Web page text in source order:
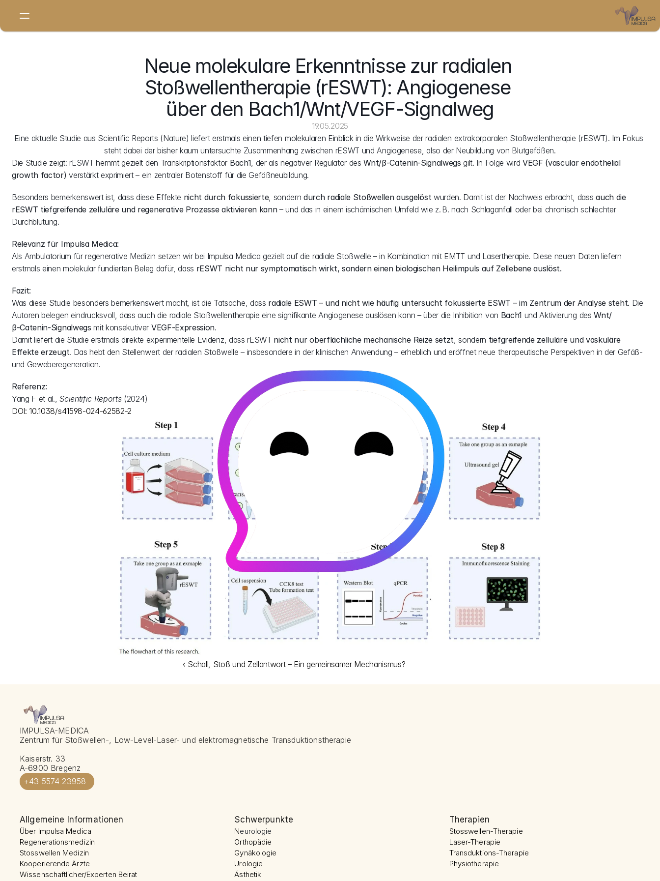
Neurologie
Gynäkologie
Ästhetik
Dermatologie
Sportmedizin
Psychologie
Termin buchen
Neue molekulare Erkenntnisse zur radialen
Stoßwellentherapie (rESWT): Angiogenese
über den Bach1/Wnt/VEGF-Signalweg
19.05.2025
Eine aktuelle Studie aus Scientific Reports (Nature) liefert erstmals einen tiefen molekularen Einblick in die Wirkweise der radialen extrakorporalen Stoßwellentherapie (rESWT). Im Fokus
steht dabei der bisher kaum untersuchte Zusammenhang zwischen rESWT und Angiogenese, also der Neubildung von Blutgefäßen.
Die Studie zeigt: rESWT hemmt gezielt den Transkriptionsfaktor Bach1, der als negativer Regulator des Wnt/β-Catenin-Signalwegs gilt. In Folge wird VEGF (vascular endothelial
growth factor) verstärkt exprimiert – ein zentraler Botenstoff für die Gefäßneubildung.
Besonders bemerkenswert ist, dass diese Effekte nicht durch fokussierte, sondern durch radiale Stoßwellen ausgelöst wurden. Damit ist der Nachweis erbracht, dass auch die
rESWT tiefgreifende zelluläre und regenerative Prozesse aktivieren kann – und das in einem ischämischen Umfeld wie z. B. nach Schlaganfall oder bei chronisch schlechter
Durchblutung.
Relevanz für Impulsa Medica:
Als Ambulatorium für regenerative Medizin setzen wir bei Impulsa Medica gezielt auf die radiale Stoßwelle – in Kombination mit EMTT und Lasertherapie. Diese neuen Daten liefern
erstmals einen molekular fundierten Beleg dafür, dass rESWT nicht nur symptomatisch wirkt, sondern einen biologischen Heilimpuls auf Zellebene auslöst.
Fazit:
Was diese Studie besonders bemerkenswert macht, ist die Tatsache, dass radiale ESWT – und nicht wie häufig untersucht fokussierte ESWT – im Zentrum der Analyse steht. Die
Autoren belegen eindrucksvoll, dass auch die radiale Stoßwellentherapie eine signifikante Angiogenese auslösen kann – über die Inhibition von Bach1 und Aktivierung des Wnt/
β‑Catenin-Signalwegs mit konsekutiver VEGF-Expression.
Damit liefert die Studie erstmals direkte experimentelle Evidenz, dass rESWT nicht nur oberflächliche mechanische Reize setzt, sondern tiefgreifende zelluläre und vaskuläre
Effekte erzeugt. Das hebt den Stellenwert der radialen Stoßwelle – insbesondere in der klinischen Anwendung – erheblich und eröffnet neue therapeutische Perspektiven in der Gefäß-
und Geweberegeneration.
Referenz:
Yang F et al., Scientific Reports (2024)
DOI: 10.1038/s41598-024-62582-2
‹ Schall, Stoß und Zellantwort – Ein gemeinsamer Mechanismus?
IMPULSA-MEDICA
Zentrum für Stoßwellen-, Low-Level-Laser- und elektromagnetische Transduktionstherapie
Kaiserstr. 33
A-6900 Bregenz
+43 5574 23958
Allgemeine Informationen
Über Impulsa Medica
Regenerationsmedizin
Stosswellen Medizin
Kooperierende Ärzte
Wissenschaftlicher/Experten Beirat
Schwerpunkte
Neurologie
Orthopädie
Gynäkologie
Urologie
Ästhetik
Therapien
Stosswellen-Therapie
Laser-Therapie
Transduktions-Therapie
Physiotherapie